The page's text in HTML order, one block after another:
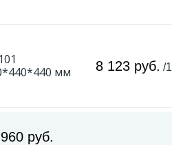
мм
8 123 руб. /
руб.